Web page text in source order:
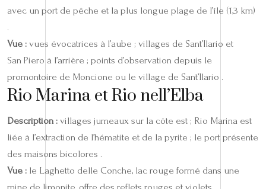
avec un port de pêche et la plus longue plage de l’île (1,3 km)
.
Vue : vues évocatrices à l’aube ; villages de Sant’Ilario et
San Piero à l’arrière ; points d’observation depuis le
promontoire de Moncione ou le village de Sant’Ilario .
Rio Marina et Rio nell’Elba
Description : villages jumeaux sur la côte est ; Rio Marina est
liée à l’extraction de l’hématite et de la pyrite ; le port présente
des maisons bicolores .
Vue : le Laghetto delle Conche, lac rouge formé dans une